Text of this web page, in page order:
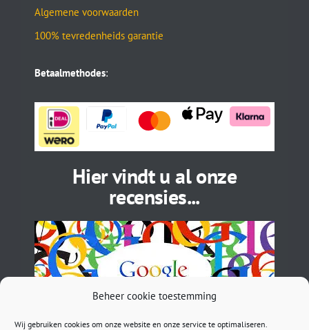
Beheer cookie toestemming
Wij gebruiken cookies om onze website en onze service te optimaliseren.
Algemene voorwaarden
100% tevredenheids garantie
Betaalmethodes:
Hier vindt u al onze
recensies...